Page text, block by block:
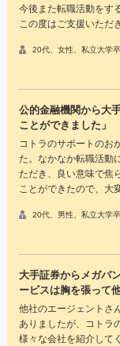
今後また転職活動をす
この度はご支援いただ
20代、女性、私立大学卒
公的金融機関から大
ことができました」
コトラのサポートのお
た。なかなか転職活動
ただき、良い意味で焦
ことができたので、大
20代、男性、私立大学卒
大手証券からメガバ
ービスは胸を張って
他社のエージェントさ
ありましたが、コトラ
様々な会社を紹介して